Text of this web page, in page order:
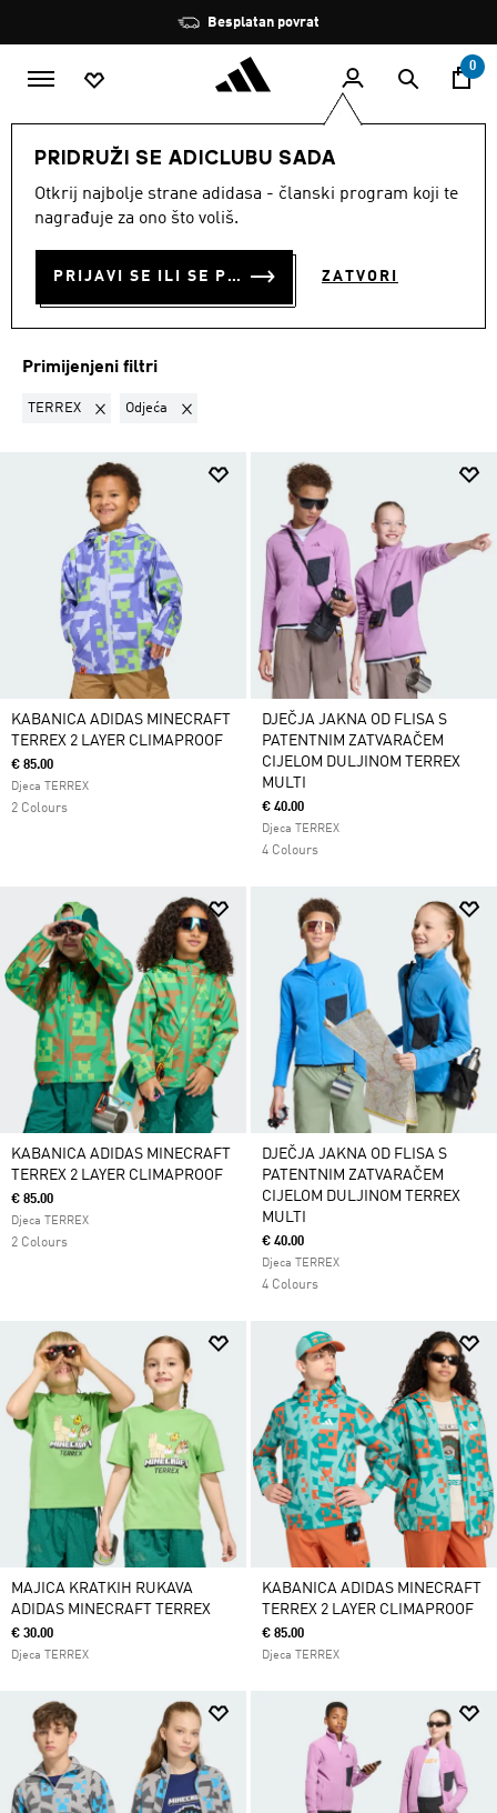
Zaustavi
rotaciju
Besplatan povrat
0
PRIDRUŽI SE ADICLUBU SADA
Otkrij najbolje strane adidasa - članski program koji te
nagrađuje za ono što voliš.
PRIJAVI SE ILI SE PRIDRUŽI SADA ZATVORI
DJECA Djevojcice Odjeća
TERREX · ODJEĆA·
ODJEĆA ZA DJEVOJČICE
Filtriraj
Primijenjeni filtri
TERREX Ukloni filter Trenutno filtrirano prema KOLEKCIJA: TERREX
Odjeća Ukloni filter Trenutno filtrirano prema KATEGORIJA
KABANICA ADIDAS MINECRAFT
TERREX 2 LAYER CLIMAPROOF
€ 85.00
Djeca TERREX
2 Colours
DJEČJA JAKNA OD FLISA S
PATENTNIM ZATVARAČEM
CIJELOM DULJINOM TERREX
MULTI
€ 40.00
Djeca TERREX
4 Colours
KABANICA ADIDAS MINECRAFT
TERREX 2 LAYER CLIMAPROOF
€ 85.00
Djeca TERREX
2 Colours
DJEČJA JAKNA OD FLISA S
PATENTNIM ZATVARAČEM
CIJELOM DULJINOM TERREX
MULTI
€ 40.00
Djeca TERREX
4 Colours
MAJICA KRATKIH RUKAVA
ADIDAS MINECRAFT TERREX
€ 30.00
Djeca TERREX
KABANICA ADIDAS MINECRAFT
TERREX 2 LAYER CLIMAPROOF
€ 85.00
Djeca TERREX